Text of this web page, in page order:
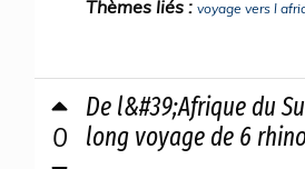
Thèmes liés : voyage vers l
0
De l&#39;Afrique du
long voyage de 6